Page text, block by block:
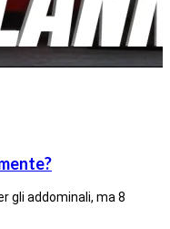
gli addominali, ma 8